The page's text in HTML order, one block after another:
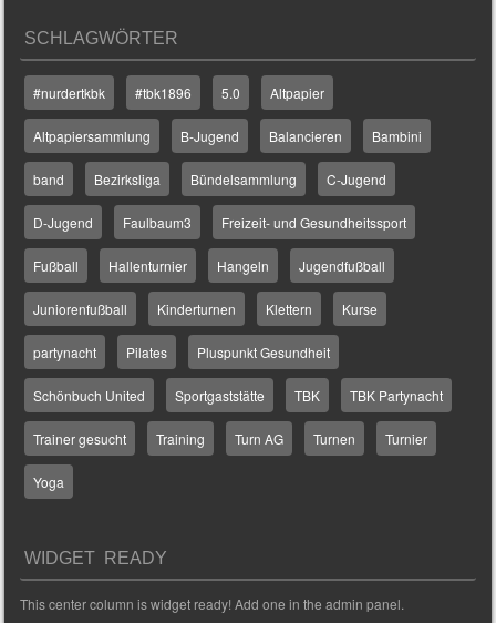
SCHLAGWÖRTER
#nurdertkbk #tbk1896 5.0 Altpapier
Altpapiersammlung B-Jugend Balancieren Bambini
band Bezirksliga Bündelsammlung C-Jugend
D-Jugend Faulbaum3 Freizeit- und Gesundheitssport
Fußball Hallenturnier Hangeln Jugendfußball
Juniorenfußball Kinderturnen Klettern Kurse
partynacht Pilates Pluspunkt Gesundheit
Schönbuch United Sportgaststätte TBK TBK Partynacht
Trainer gesucht Training Turn AG Turnen Turnier
Yoga
WIDGET READY
This center column is widget ready! Add one in the admin panel.